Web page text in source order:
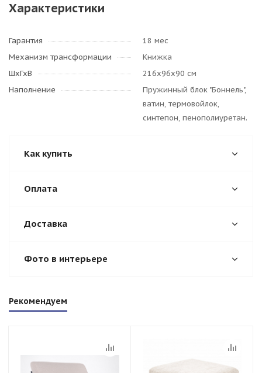
Характеристики
Гарантия
18 мес
Механизм трансформации
Книжка
ШхГхВ
216х96х90 см
Наполнение
Пружинный блок "Боннель",
ватин, термовойлок,
синтепон, пенополиуретан.
Как купить
Оплата
Доставка
Фото в интерьере
Рекомендуем